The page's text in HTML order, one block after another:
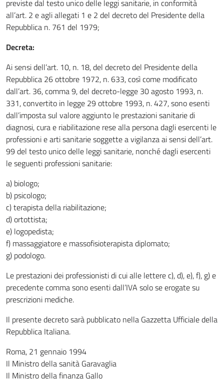
previste dal testo unico delle leggi sanitarie, in conformità
all’art. 2 e agli allegati 1 e 2 del decreto del Presidente della
Repubblica n. 761 del 1979;
Decreta:
Ai sensi dell’art. 10, n. 18, del decreto del Presidente della
Repubblica 26 ottobre 1972, n. 633, così come modificato
dall’art. 36, comma 9, del decreto-legge 30 agosto 1993, n.
331, convertito in legge 29 ottobre 1993, n. 427, sono esenti
dall’imposta sul valore aggiunto le prestazioni sanitarie di
diagnosi, cura e riabilitazione rese alla persona dagli esercenti le
professioni e arti sanitarie soggette a vigilanza ai sensi dell’art.
99 del testo unico delle leggi sanitarie, nonché dagli esercenti
le seguenti professioni sanitarie:
a) biologo;
b) psicologo;
c) terapista della riabilitazione;
d) ortottista;
e) logopedista;
f) massaggiatore e massofisioterapista diplomato;
g) podologo.
Le prestazioni dei professionisti di cui alle lettere c), d), e), f), g) e
precedente comma sono esenti dall’IVA solo se erogate su
prescrizioni mediche.
Il presente decreto sarà pubblicato nella Gazzetta Ufficiale della
Repubblica Italiana.
Roma, 21 gennaio 1994
Il Ministro della sanità Garavaglia
Il Ministro della finanza Gallo